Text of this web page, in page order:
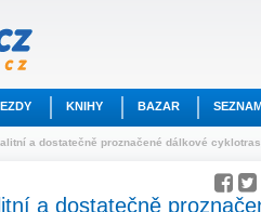
KNIHY BAZAR
a dostatečně proznačené dálkové
a dostatečně